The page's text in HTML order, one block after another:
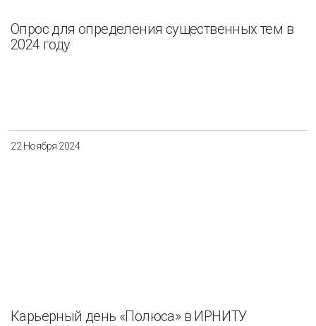
Опрос для определения существенных тем в
2024 году
22 Ноября 2024
Карьерный день «Полюса» в ИРНИТУ